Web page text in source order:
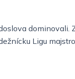
Ligu